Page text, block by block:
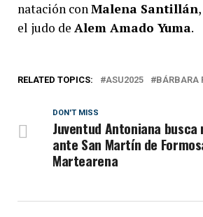
natación conMalena Santillán
el judo de Alem Amado Yuma.
RELATED TOPICS: ASU2025 BÁRBARA
DON'T MISS
Juventud Antoniana busca
ante San Martín de
Martearena